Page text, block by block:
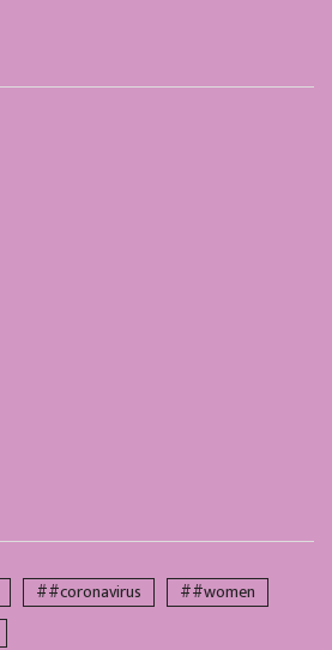
##coronavirus
##women